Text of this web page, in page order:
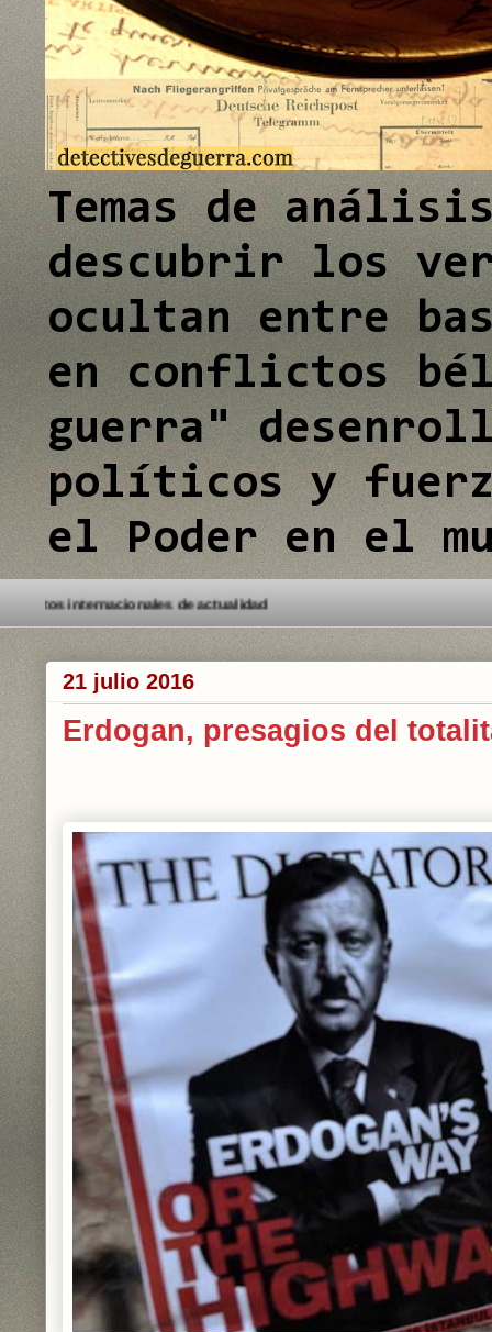
Temas de
descubrir los
ocultan entre
en conflictos
guerra"
políticos y
el Poder en el
análisis de los conflictos internacionales de actualidad
21 julio 2016
Erdogan, presagios del